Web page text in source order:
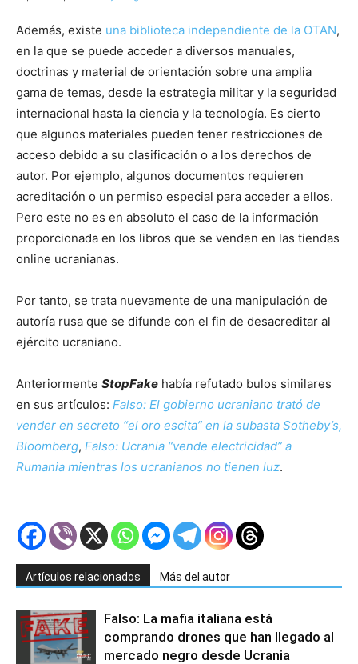
Además, existe una biblioteca independiente de la OTAN,
en la que se puede acceder a diversos manuales,
doctrinas y material de orientación sobre una amplia
gama de temas, desde la estrategia militar y la seguridad
internacional hasta la ciencia y la tecnología. Es cierto
que algunos materiales pueden tener restricciones de
acceso debido a su clasificación o a los derechos de
autor. Por ejemplo, algunos documentos requieren
acreditación o un permiso especial para acceder a ellos.
Pero este no es en absoluto el caso de la información
proporcionada en los libros que se venden en las tiendas
online ucranianas.
Por tanto, se trata nuevamente de una manipulación de
autoría rusa que se difunde con el fin de desacreditar al
ejército ucraniano.
Anteriormente StopFake había refutado bulos similares
en sus artículos: Falso: El gobierno ucraniano trató de
vender en secreto “el oro escita” en la subasta Sotheby’s,
Bloomberg, Falso: Ucrania “vende electricidad” a
Rumania mientras los ucranianos no tienen luz.
Artículos relacionados Más del autor
Falso: La mafia italiana está
comprando drones que han llegado al
mercado negro desde Ucrania